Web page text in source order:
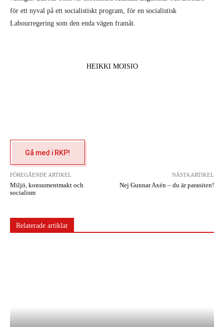
för ett nyval på ett socialistiskt program, för en socialistisk
Labourregering som den enda vägen framåt.
HEIKKI MOISIO
Gå med i RKP!
FÖREGÅENDE ARTIKEL
Miljö, konsumentmakt och
socialism
NÄSTA ARTIKEL
Nej Gunnar Axén – du är parasiten!
Relaterade artiklar